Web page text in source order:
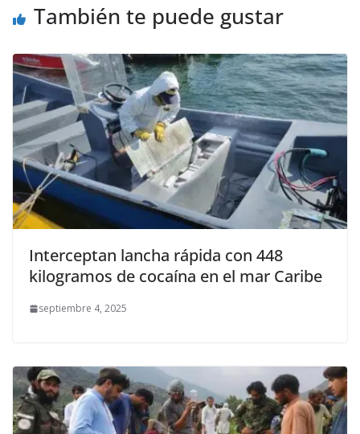
También te puede gustar
Interceptan lancha rápida con 448
kilogramos de cocaína en el mar Caribe
septiembre 4, 2025